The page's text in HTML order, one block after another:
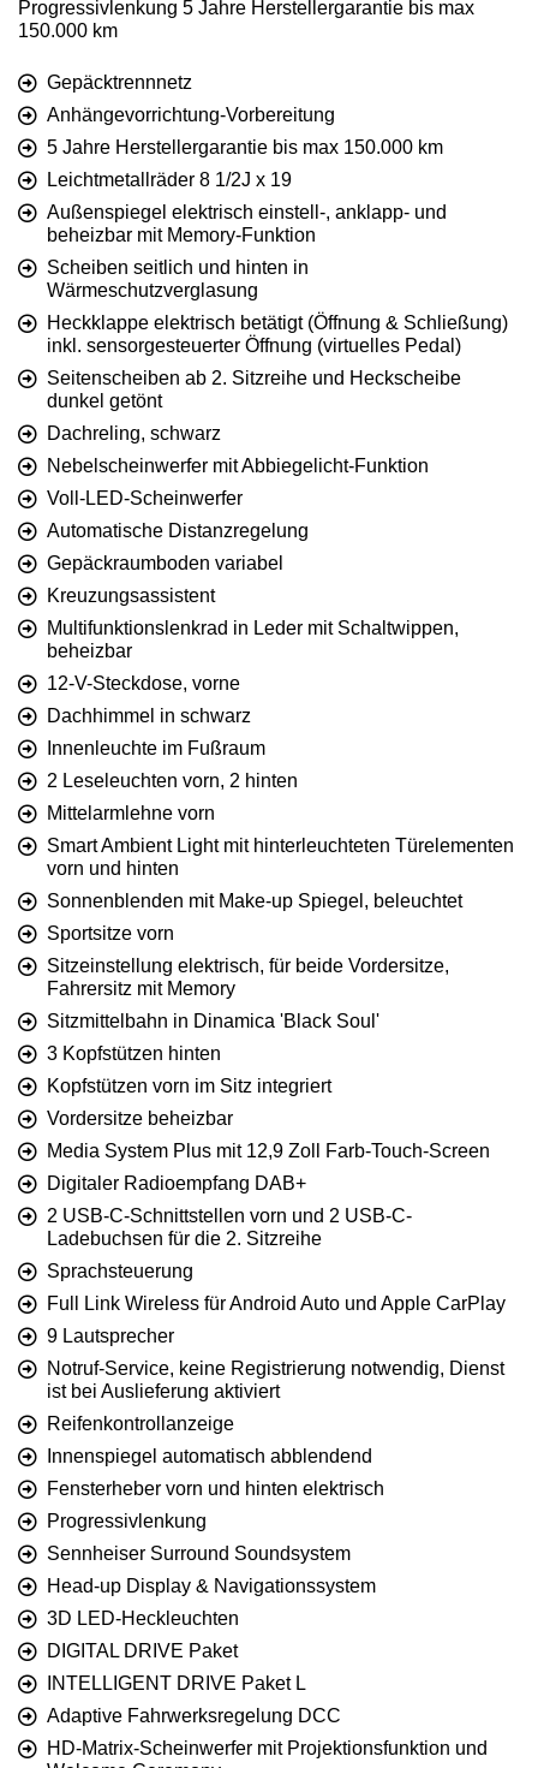
Progressivlenkung 5 Jahre Herstellergarantie bis max
150.000 km
Gepäcktrennnetz
Anhängevorrichtung-Vorbereitung
5 Jahre Herstellergarantie bis max 150.000 km
Leichtmetallräder 8 1/2J x 19
Außenspiegel elektrisch einstell-, anklapp- und
beheizbar mit Memory-Funktion
Scheiben seitlich und hinten in
Wärmeschutzverglasung
Heckklappe elektrisch betätigt (Öffnung & Schließung)
inkl. sensorgesteuerter Öffnung (virtuelles Pedal)
Seitenscheiben ab 2. Sitzreihe und Heckscheibe
dunkel getönt
Dachreling, schwarz
Nebelscheinwerfer mit Abbiegelicht-Funktion
Voll-LED-Scheinwerfer
Automatische Distanzregelung
Gepäckraumboden variabel
Kreuzungsassistent
Multifunktionslenkrad in Leder mit Schaltwippen,
beheizbar
12-V-Steckdose, vorne
Dachhimmel in schwarz
Innenleuchte im Fußraum
2 Leseleuchten vorn, 2 hinten
Mittelarmlehne vorn
Smart Ambient Light mit hinterleuchteten Türelementen
vorn und hinten
Sonnenblenden mit Make-up Spiegel, beleuchtet
Sportsitze vorn
Sitzeinstellung elektrisch, für beide Vordersitze,
Fahrersitz mit Memory
Sitzmittelbahn in Dinamica 'Black Soul'
3 Kopfstützen hinten
Kopfstützen vorn im Sitz integriert
Vordersitze beheizbar
Media System Plus mit 12,9 Zoll Farb-Touch-Screen
Digitaler Radioempfang DAB+
2 USB-C-Schnittstellen vorn und 2 USB-C-
Ladebuchsen für die 2. Sitzreihe
Sprachsteuerung
Full Link Wireless für Android Auto und Apple CarPlay
9 Lautsprecher
Notruf-Service, keine Registrierung notwendig, Dienst
ist bei Auslieferung aktiviert
Reifenkontrollanzeige
Innenspiegel automatisch abblendend
Fensterheber vorn und hinten elektrisch
Progressivlenkung
Sennheiser Surround Soundsystem
Head-up Display & Navigationssystem
3D LED-Heckleuchten
DIGITAL DRIVE Paket
INTELLIGENT DRIVE Paket L
Adaptive Fahrwerksregelung DCC
HD-Matrix-Scheinwerfer mit Projektionsfunktion und